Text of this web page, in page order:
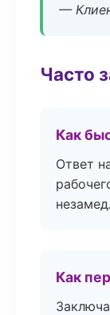
—
Часто
Как
Ответ
Как